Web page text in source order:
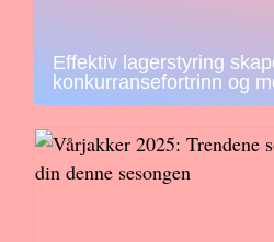
Effektiv lagerstyring
konkurransefortrinn og